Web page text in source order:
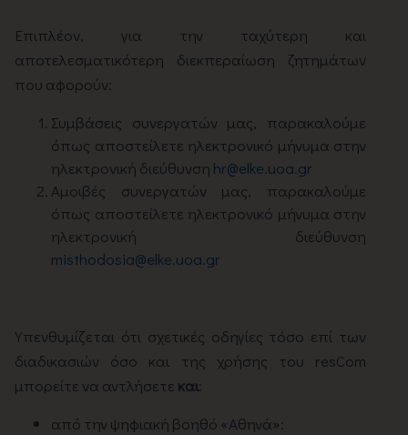
Επιπλέον, για την ταχύτερη και
αποτελεσματικότερη διεκπεραίωση ζητημάτων
που αφορούν:
Συμβάσεις συνεργατών μας, παρακαλούμε
όπως αποστείλετε ηλεκτρονικό μήνυμα στην
ηλεκτρονική διεύθυνση hr@elke.uoa.gr
Αμοιβές συνεργατών μας, παρακαλούμε
όπως αποστείλετε ηλεκτρονικό μήνυμα στην
ηλεκτρονική διεύθυνση
misthodosia@elke.uoa.gr
Yπενθυμίζεται ότι σχετικές οδηγίες τόσο επί των
διαδικασιών όσο και της χρήσης του resCom
μπορείτε να αντλήσετε και:
από την ψηφιακή βοηθό «Αθηνά»: